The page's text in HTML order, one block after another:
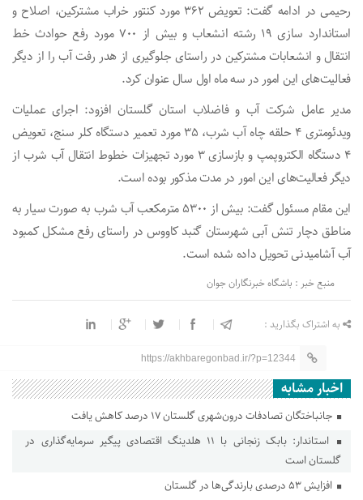
رحیمی در ادامه گفت: تعویض ۳۶۲ مورد کنتور خراب مشترکین، اصلاح و
استاندارد سازی ۱۹ رشته انشعاب و بیش از ۷۰۰ مورد رفع حوادث خط
انتقال و انشعابات مشترکین در راستای جلوگیری از هدر رفت آب را از دیگر
فعالیت‌های این امور در سه ماه اول سال عنوان کرد.
مدیر عامل شرکت آب و فاضلاب استان گلستان افزود: اجرای عملیات
ویدئومتری ۴ حلقه چاه آب شرب، ۳۵ مورد تعمیر دستگاه کلر سنج، تعویض
۴ دستگاه الکتروپمپ و بازسازی ۳ مورد تجهیزات خطوط انتقال آب شرب از
دیگر فعالیت‌های این امور در مدت مذکور بوده است.
این مقام مسئول گفت: بیش از ۵۳۰۰ مترمکعب آب شرب به صورت سیار به
مناطق دچار تنش آبی شهرستان گنبد کاووس در راستای رفع مشکل کمبود
آب آشامیدنی تحویل داده شده است.
منبع خبر : باشگاه خبرنگاران جوان
به اشتراک بگذارید :
https://akhbaregonbad.ir/?p=12344
اخبار مشابه
جانباختگان تصادفات درون‌شهری گلستان ۱۷ درصد کاهش یافت
استاندار: بابک زنجانی با ۱۱ هلدینگ اقتصادی پیگیر سرمایه‌گذاری در
گلستان است
افزایش ۵۳ درصدی بارندگی‌ها در گلستان